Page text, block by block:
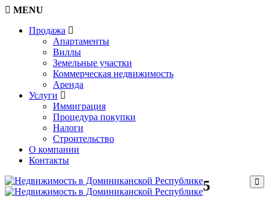
MENU
Продажа
Апартаменты
Виллы
Земельные участки
Коммерческая недвижимость
Аренда
Услуги
Иммиграция
Процедура покупки
Налоги
Строительство
О компании
Контакты
5